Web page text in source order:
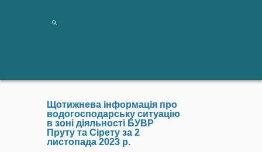
Щотижнева інформація про
водогосподарську ситуацію
в зоні діяльності БУВР
Пруту та Сірету за 2
листопада 2023 р.